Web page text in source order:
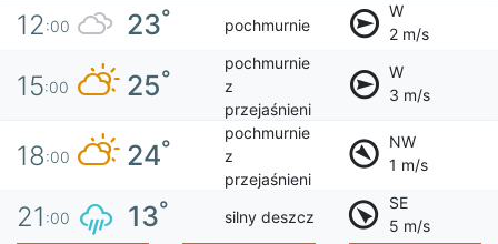
12:00 23° pochmurnie
W
2 m/s
15:00 25°
pochmurnie
z
przejaśnieni
W
3 m/s
18:00 24°
pochmurnie
z
przejaśnieni
NW
1 m/s
21 :00 13° silny deszcz
SE
5 m/s